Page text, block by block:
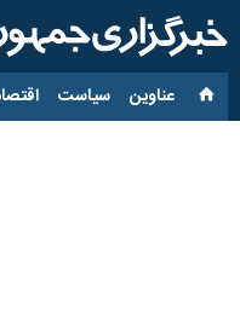
عناوین‌ سیاست